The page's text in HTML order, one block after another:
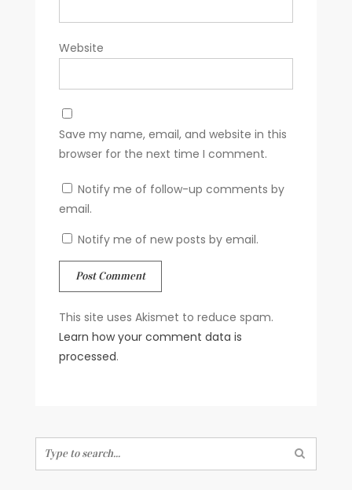
Website
Save my name, email, and website in this
browser for the next time I comment.
Notify me of follow-up comments by
email.
Notify me of new posts by email.
This site uses Akismet to reduce spam.
Learn how your comment data is
processed.
Search
for: